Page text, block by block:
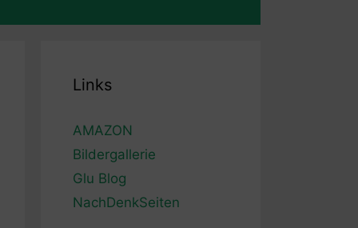
Links
AMAZON
Bildergallerie
Glu Blog
NachDenkSeiten